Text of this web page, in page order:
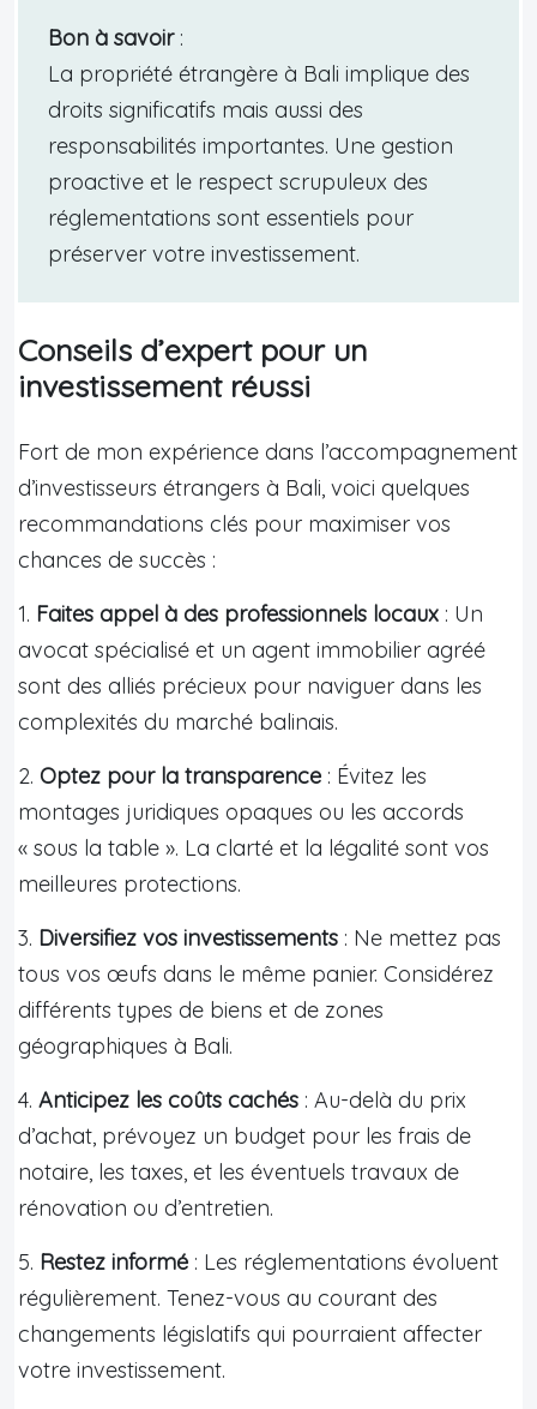
Bon à savoir:
La propriété étrangère à Bali implique des
droits significatifs mais aussi des
responsabilités importantes. Une gestion
proactive et le respect scrupuleux des
réglementations sont essentiels pour
préserver votre investissement.
Conseils d’expert pour un
investissement réussi
Fort de mon expérience dans l’accompagnement
d’investisseurs étrangers à Bali, voici quelques
recommandations clés pour maximiser vos
chances de succès :
1. Faites appel à des professionnels locaux : Un
avocat spécialisé et un agent immobilier agréé
sont des alliés précieux pour naviguer dans les
complexités du marché balinais.
2. Optez pour la transparence : Évitez les
montages juridiques opaques ou les accords
« sous la table ». La clarté et la légalité sont vos
meilleures protections.
3. Diversifiez vos investissements : Ne mettez pas
tous vos œufs dans le même panier. Considérez
différents types de biens et de zones
géographiques à Bali.
4. Anticipez les coûts cachés : Au-delà du prix
d’achat, prévoyez un budget pour les frais de
notaire, les taxes, et les éventuels travaux de
rénovation ou d’entretien.
5. Restez informé : Les réglementations évoluent
régulièrement. Tenez-vous au courant des
changements législatifs qui pourraient affecter
votre investissement.